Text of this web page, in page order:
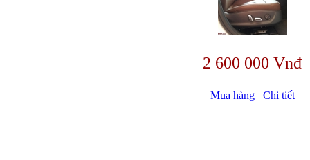
2 600 000 Vnđ
Mua hàng Chi tiết